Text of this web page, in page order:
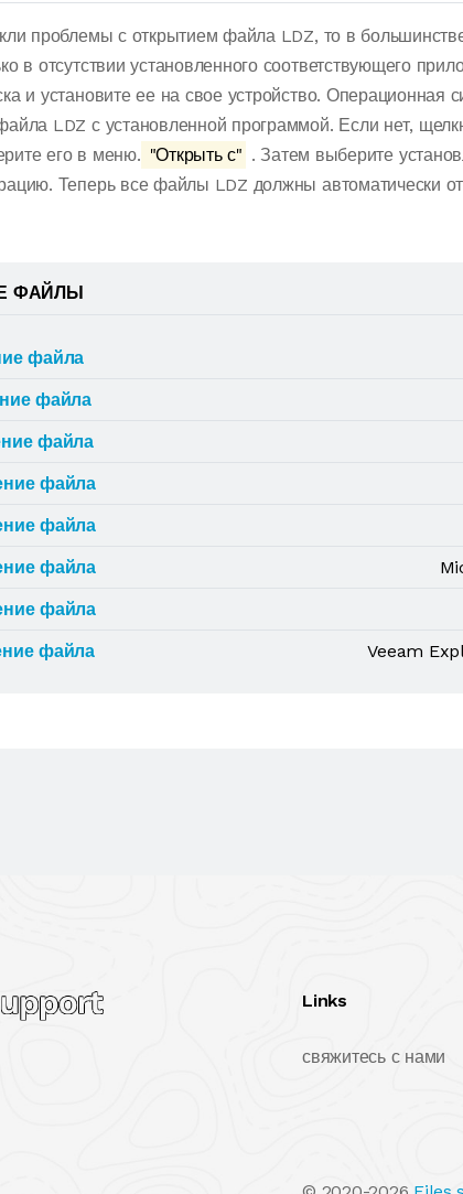
проблемы с открытием файла LDZ, то в
в отсутствии установленного соответствующего
и установите ее на свое устройство. Операционная
LDZ с установленной программой. Если нет,
его в меню. "Открыть с" . Затем выберите
Теперь все файлы LDZ должны автоматически
ФАЙЛЫ
файла
файла
файла
файла
файла
файла
файла
файла
Veeam
Links
свяжитесь с нами